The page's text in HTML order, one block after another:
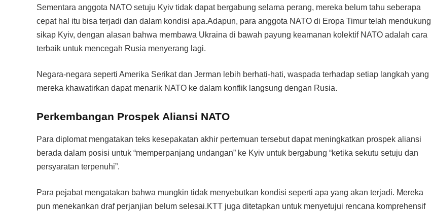
Sementara anggota NATO setuju Kyiv tidak dapat bergabung selama perang, mereka belum tahu seberapa
cepat hal itu bisa terjadi dan dalam kondisi apa.Adapun, para anggota NATO di Eropa Timur telah mendukung
sikap Kyiv, dengan alasan bahwa membawa Ukraina di bawah payung keamanan kolektif NATO adalah cara
terbaik untuk mencegah Rusia menyerang lagi.
Negara-negara seperti Amerika Serikat dan Jerman lebih berhati-hati, waspada terhadap setiap langkah yang
mereka khawatirkan dapat menarik NATO ke dalam konflik langsung dengan Rusia.
Perkembangan Prospek Aliansi NATO
Para diplomat mengatakan teks kesepakatan akhir pertemuan tersebut dapat meningkatkan prospek aliansi
berada dalam posisi untuk “memperpanjang undangan” ke Kyiv untuk bergabung “ketika sekutu setuju dan
persyaratan terpenuhi”.
Para pejabat mengatakan bahwa mungkin tidak menyebutkan kondisi seperti apa yang akan terjadi. Mereka
pun menekankan draf perjanjian belum selesai.KTT juga ditetapkan untuk menyetujui rencana komprehensif